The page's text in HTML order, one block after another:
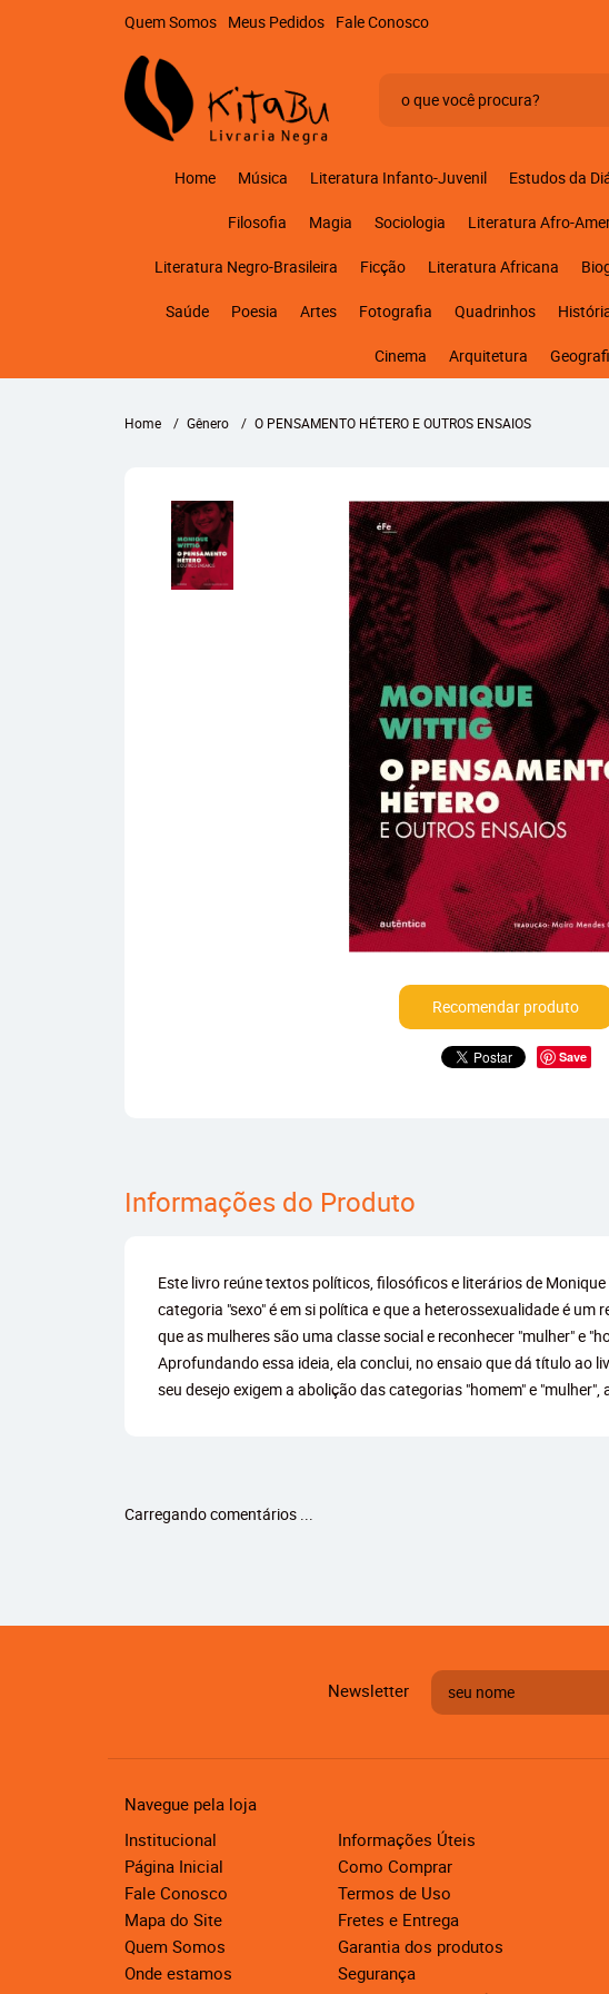
Quem Somos Meus Pedidos Fale Conosco
Home Música Literatura Infanto-Juvenil Estudos da
Filosofia Magia Sociologia Literatura Afro-
Literatura Negro-Brasileira Ficção Literatura Africana
Saúde Poesia Artes Fotografia Quadrinhos
Cinema Arquitetura
Home Gênero O PENSAMENTO HÉTERO E OUTROS ENSAIOS
Recomendar produto
Save
Informações do Produto
Este livro reúne textos políticos, filosóficos e literários de
categoria "sexo" é em si política e que a heterossexualidade é
que as mulheres são uma classe social e reconhecer "mulher" e
Aprofundando essa ideia, ela conclui, no ensaio que dá título ao
seu desejo exigem a abolição das categorias "homem" e
Carregando comentários ...
Newsletter
Navegue pela loja
Institucional
Página Inicial
Fale Conosco
Mapa do Site
Quem Somos
Onde estamos
Informações Úteis
Como Comprar
Termos de Uso
Fretes e Entrega
Garantia dos produtos
Segurança